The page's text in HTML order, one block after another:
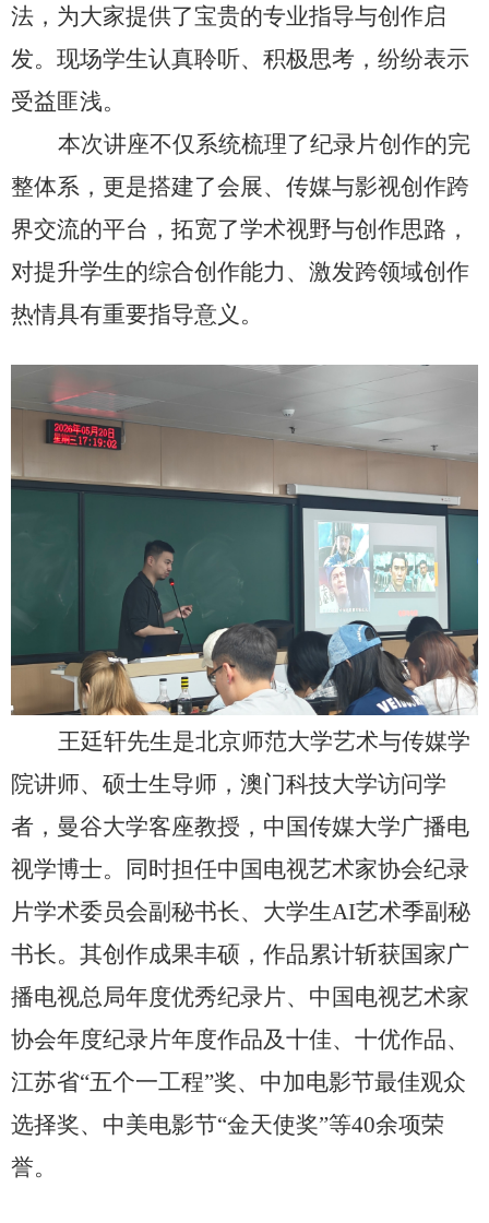
法，为大家提供了宝贵的专业指导与创作启
发。现场学生认真聆听、积极思考，纷纷表示
受益匪浅。
本次讲座不仅系统梳理了纪录片创作的完
整体系，更是搭建了会展、传媒与影视创作跨
界交流的平台，拓宽了学术视野与创作思路，
对提升学生的综合创作能力、激发跨领域创作
热情具有重要指导意义。
王廷轩先生是北京师范大学艺术与传媒学
院讲师、硕士生导师，澳门科技大学访问学
者，曼谷大学客座教授，中国传媒大学广播电
视学博士。同时担任中国电视艺术家协会纪录
片学术委员会副秘书长、大学生AI艺术季副秘
书长。其创作成果丰硕，作品累计斩获国家广
播电视总局年度优秀纪录片、中国电视艺术家
协会年度纪录片年度作品及十佳、十优作品、
江苏省“五个一工程”奖、中加电影节最佳观众
选择奖、中美电影节“金天使奖”等40余项荣
誉。